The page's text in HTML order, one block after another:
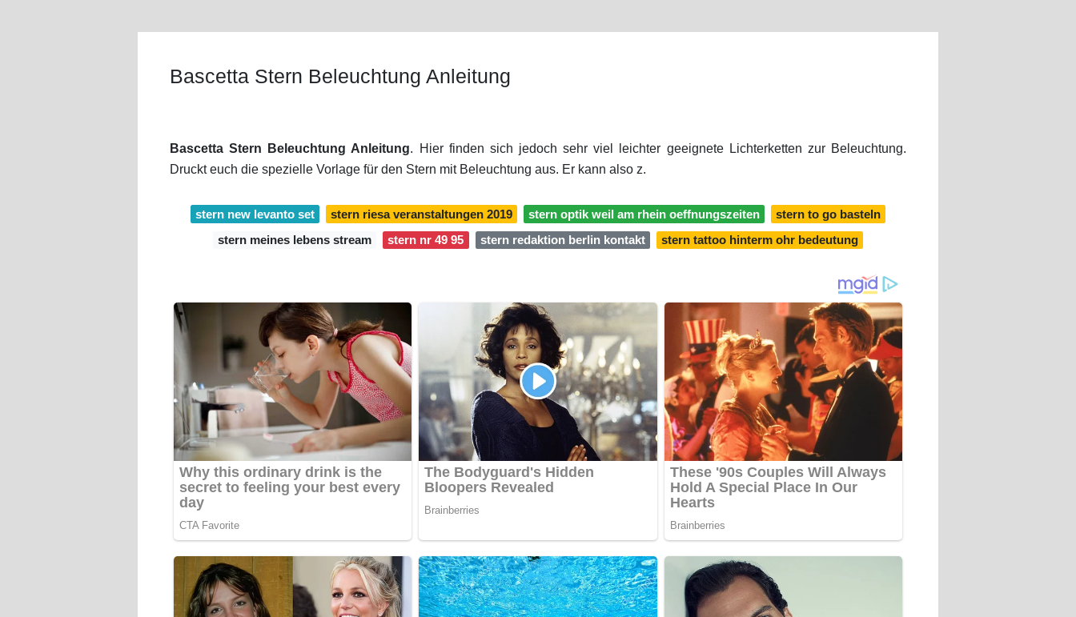
Bascetta Stern Beleuchtung Anleitung
Bascetta Stern Beleuchtung Anleitung. Hier finden sich jedoch sehr viel leichter geeignete Lichterketten zur Beleuchtung.
Druckt euch die spezielle Vorlage für den Stern mit Beleuchtung aus. Er kann also z.
stern new levanto set stern riesa veranstaltungen 2019 stern optik weil am rhein oeffnungszeiten
stern to go basteln
stern meines lebens stream
stern nr 49 95 stern redaktion berlin kontakt stern tattoo hinterm ohr bedeutung